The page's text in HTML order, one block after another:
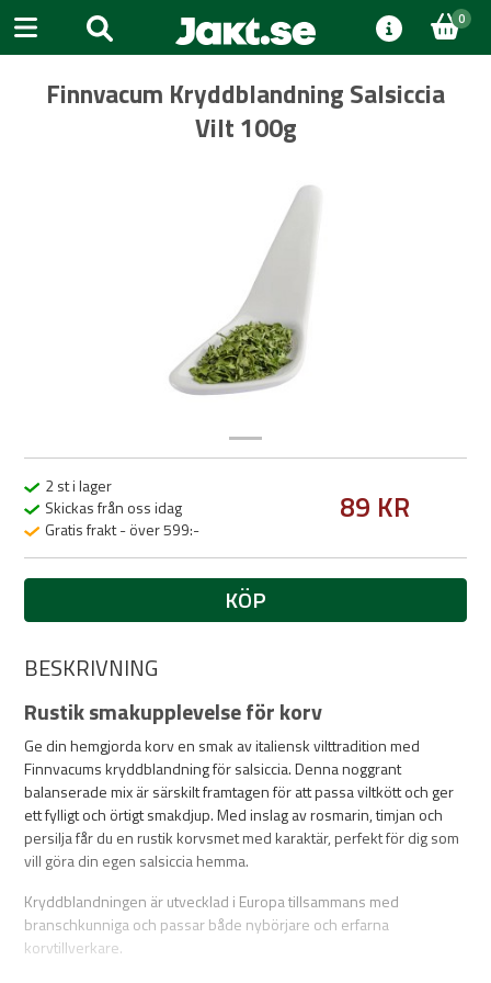
0
Finnvacum Kryddblandning Salsiccia
Vilt 100g
2 st i lager
Skickas från oss idag
Gratis frakt - över 599:-
89 KR
KÖP
BESKRIVNING
Rustik smakupplevelse för korv
Ge din hemgjorda korv en smak av italiensk vilttradition med
Finnvacums kryddblandning för salsiccia. Denna noggrant
balanserade mix är särskilt framtagen för att passa viltkött och ger
ett fylligt och örtigt smakdjup. Med inslag av rosmarin, timjan och
persilja får du en rustik korvsmet med karaktär, perfekt för dig som
vill göra din egen salsiccia hemma.
Kryddblandningen är utvecklad i Europa tillsammans med
branschkunniga och passar både nybörjare och erfarna
korvtillverkare.